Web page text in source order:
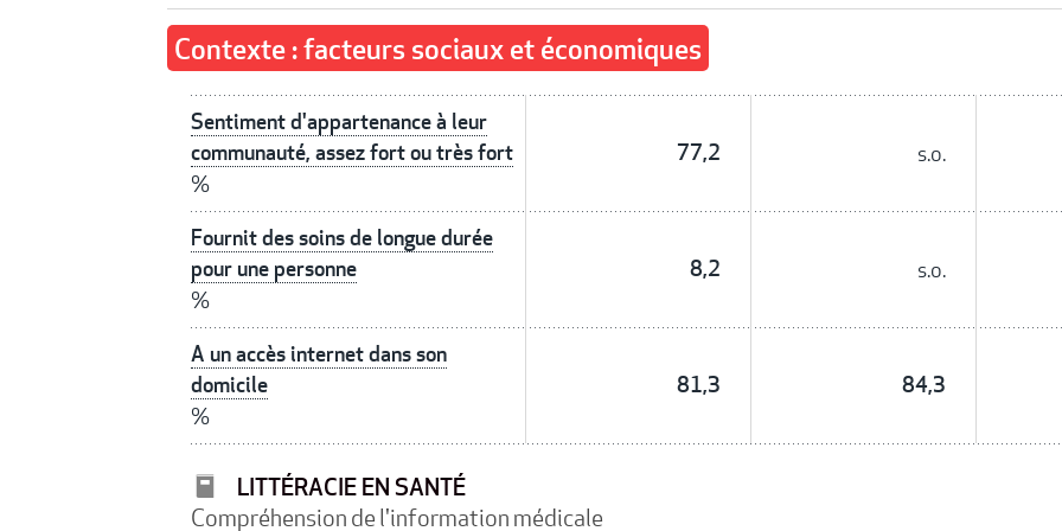
Contexte : facteurs sociaux et économiques
Sentiment d'appartenance à leur
communauté, assez fort ou très fort
%
77,2 s.o.
Fournit des soins de longue durée
pour une personne
%
8,2 s.o.
A un accès internet dans son
domicile
%
81,3 84,3
LITTÉRACIE EN SANTÉ
Compréhension de l'information médicale